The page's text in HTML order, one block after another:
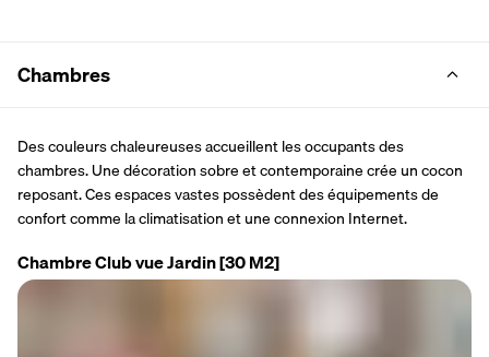
Chambres
Des couleurs chaleureuses accueillent les occupants des
chambres. Une décoration sobre et contemporaine crée un cocon
reposant. Ces espaces vastes possèdent des équipements de
confort comme la climatisation et une connexion Internet.
Chambre Club vue Jardin[30 M2]